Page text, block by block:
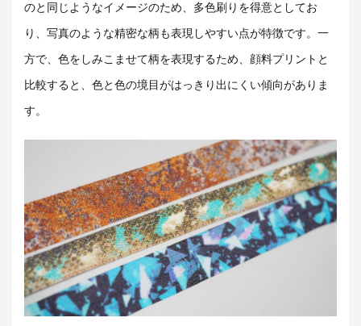
のと同じようなイメージのため、多色刷りを得意としてお
り、写真のような精密な柄も表現しやすい点が特徴です。一
方で、色をしみこませて柄を表現するため、顔料プリントと
比較すると、色と色の境目がはっきり出にくい傾向がありま
す。